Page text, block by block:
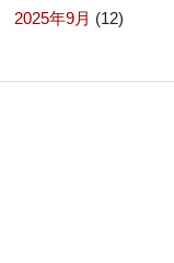
2025年9月 (12)